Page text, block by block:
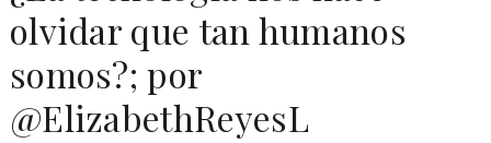
olvidar que tan humanos
somos?; por
@ElizabethReyesL